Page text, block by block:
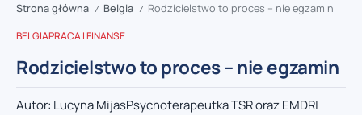
Strona główna / Belgia / Rodzicielstwo to proces – nie egzamin
BELGIAPRACA I FINANSE
Rodzicielstwo to proces – nie egzamin
Autor: Lucyna MijasPsychoterapeutka TSR oraz EMDR|